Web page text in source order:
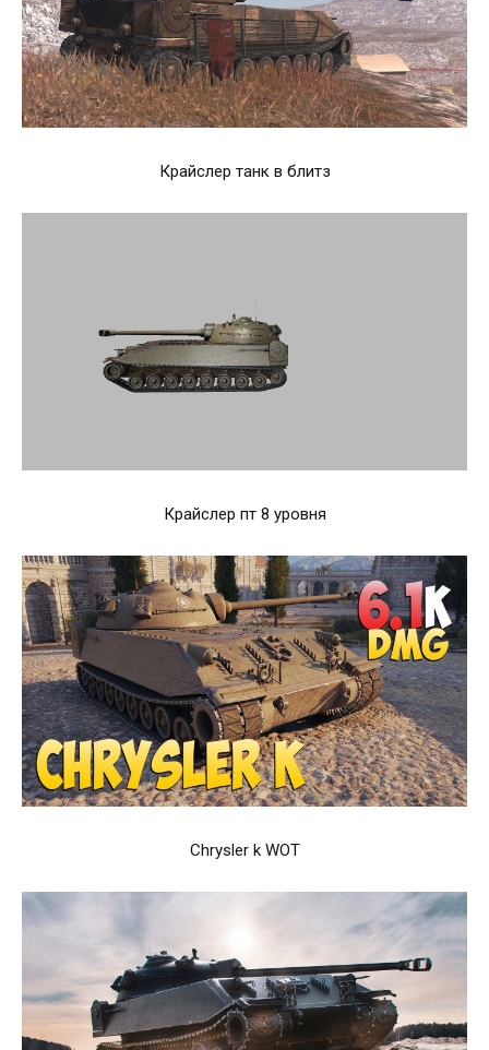
Крайслер танк в блитз
Крайслер пт 8 уровня
Chrysler k WOT